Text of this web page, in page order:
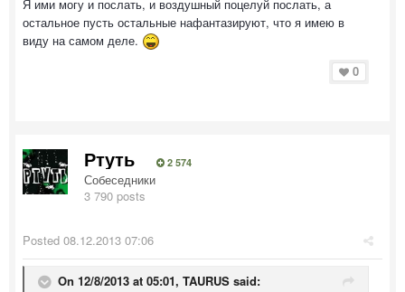
Я ими могу и послать, и воздушный поцелуй послать, а
остальное пусть остальные нафантазируют, что я имею в
виду на самом деле.
0
Ртуть 2 574
Собеседники
3 790 posts
Posted 08.12.2013 07:06
On 12/8/2013 at 05:01, TAURUS said: